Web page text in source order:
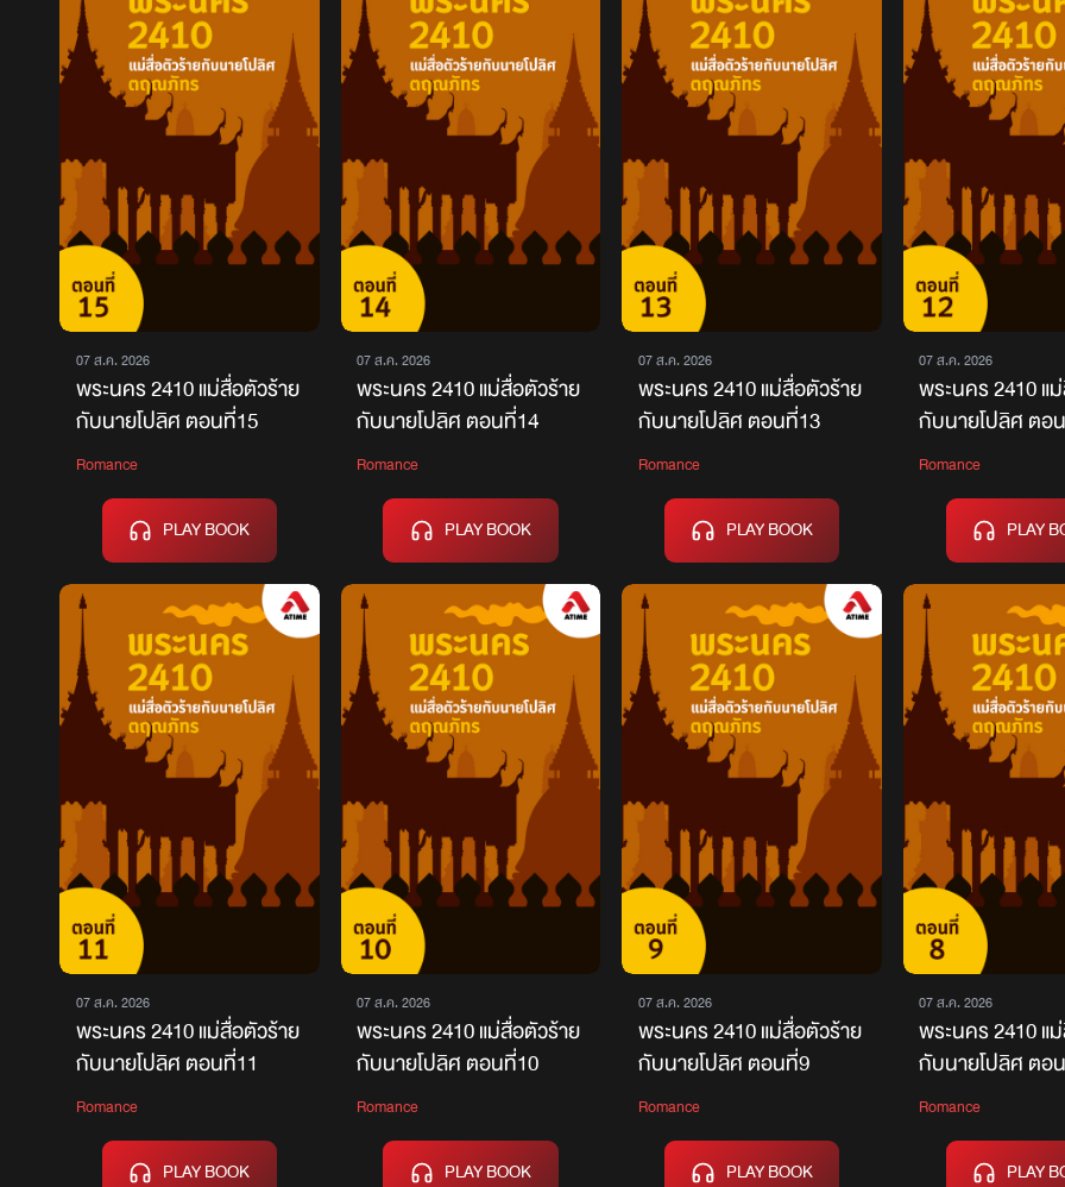
07 ส.ค. 2026
พระนคร 2410 แม่สื่อตัวร้าย
กับนายโปลิศ ตอนที่15
Romance
PLAY BOOK
07 ส.ค. 2026
พระนคร 2410 แม่สื่อตัวร้าย
กับนายโปลิศ ตอนที่14
Romance
PLAY BOOK
07 ส.ค. 2026
พระนคร 2410 แม่สื่อตัวร้าย
กับนายโปลิศ ตอนที่13
Romance
PLAY BOOK
07 ส.ค. 2026
พระนคร 2410 แ
กับนายโปลิศ ตอ
Romance
PLAY
07 ส.ค. 2026
พระนคร 2410 แม่สื่อตัวร้าย
กับนายโปลิศ ตอนที่11
Romance
PLAY BOOK
07 ส.ค. 2026
พระนคร 2410 แม่สื่อตัวร้าย
กับนายโปลิศ ตอนที่10
Romance
PLAY BOOK
07 ส.ค. 2026
พระนคร 2410 แม่สื่อตัวร้าย
กับนายโปลิศ ตอนที่9
Romance
PLAY BOOK
07 ส.ค. 2026
พระนคร 2410 แ
กับนายโปลิศ ตอ
Romance
PLAY